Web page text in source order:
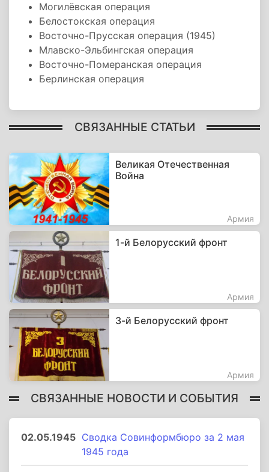
Могилёвская операция
Белостокская операция
Восточно-Прусская операция (1945)
Млавско-Эльбингская операция
Восточно-Померанская операция
Берлинская операция
СВЯЗАННЫЕ СТАТЬИ
Великая Отечественная
Война
Армия
1-й Белорусский фронт
Армия
3-й Белорусский фронт
Армия
СВЯЗАННЫЕ НОВОСТИ И СОБЫТИЯ
02.05.1945 Сводка Совинформбюро за 2 мая
1945 года